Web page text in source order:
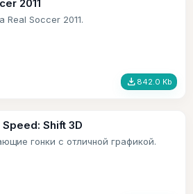
2011
Real Soccer 2011.
file_download 842.0 Kb
Shift 3D
гонки с отличной графикой.